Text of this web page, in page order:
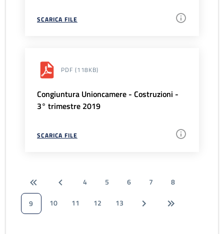
SCARICA FILE
PDF (118KB)
Congiuntura Unioncamere - Costruzioni -
3° trimestre 2019
SCARICA FILE
4 5 6 7
8
9
10 11 12 13